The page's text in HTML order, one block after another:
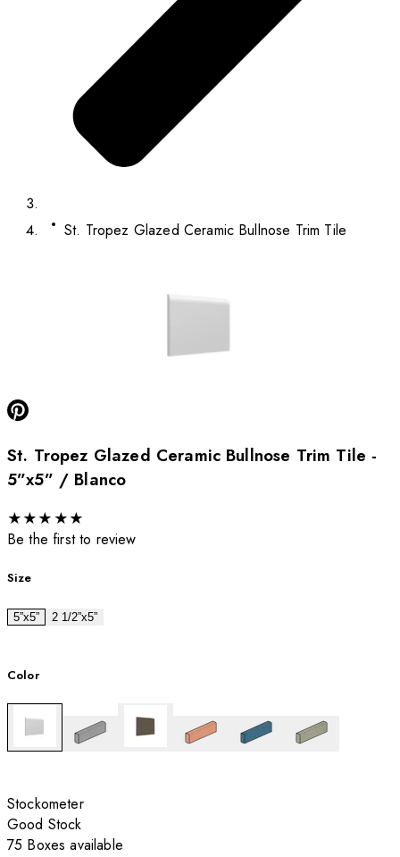
St. Tropez Glazed Ceramic Bullnose Trim Tile
St. Tropez Glazed Ceramic Bullnose Trim Tile -
5”x5” / Blanco
★★★ ★★
Be the first to review
Size
5”x5” 2 1/2”x5”
Color
Stockometer
Good Stock
75 Boxes available